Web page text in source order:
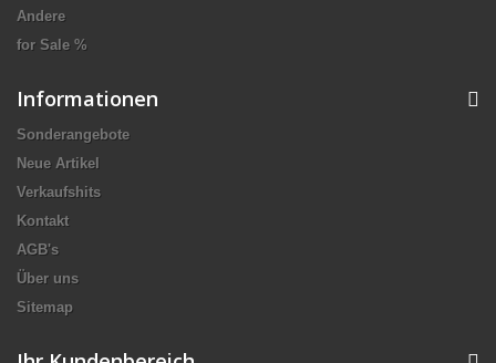
Andere
for Sale %
Informationen
Sonderangebote
Neue Artikel
Verkaufshits
Kontakt
AGB's
Über uns
Sitemap